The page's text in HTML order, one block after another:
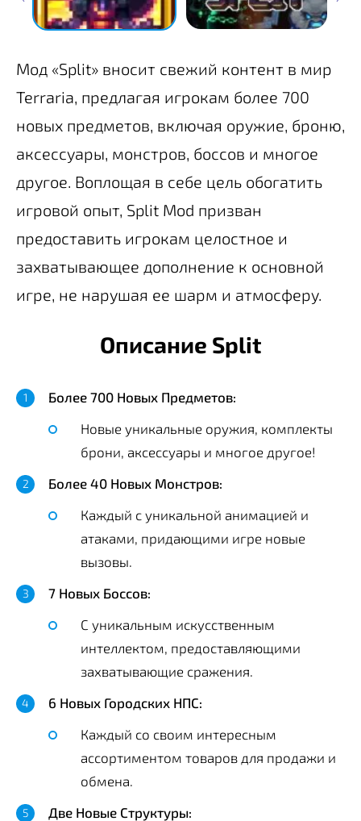
Мод «Split» вносит свежий контент в мир
Terraria, предлагая игрокам более 700
новых предметов, включая оружие, броню,
аксессуары, монстров, боссов и многое
другое. Воплощая в себе цель обогатить
игровой опыт, Split Mod призван
предоставить игрокам целостное и
захватывающее дополнение к основной
игре, не нарушая ее шарм и атмосферу.
Описание Split
Более 700 Новых Предметов:
Новые уникальные оружия, комплекты
брони, аксессуары и многое другое!
Более 40 Новых Монстров:
Каждый с уникальной анимацией и
атаками, придающими игре новые
вызовы.
7 Новых Боссов:
С уникальным искусственным
интеллектом, предоставляющими
захватывающие сражения.
6 Новых Городских НПС:
Каждый со своим интересным
ассортиментом товаров для продажи и
обмена.
Две Новые Структуры: